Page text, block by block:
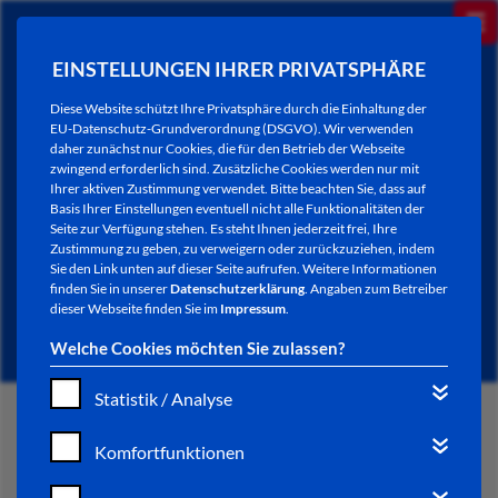
EINSTELLUNGEN IHRER PRIVATSPHÄRE
Diese Website schützt Ihre Privatsphäre durch die Einhaltung der
EU-Datenschutz-Grundverordnung (DSGVO). Wir verwenden
daher zunächst nur Cookies, die für den Betrieb der Webseite
zwingend erforderlich sind. Zusätzliche Cookies werden nur mit
Ihrer aktiven Zustimmung verwendet. Bitte beachten Sie, dass auf
Basis Ihrer Einstellungen eventuell nicht alle Funktionalitäten der
Seite zur Verfügung stehen. Es steht Ihnen jederzeit frei, Ihre
Zustimmung zu geben, zu verweigern oder zurückzuziehen, indem
Sie den Link unten auf dieser Seite aufrufen. Weitere Informationen
finden Sie in unsererDatenschutzerklärung. Angaben zum Betreiber
dieser Webseite finden Sie im Impressum.
Welche Cookies möchten Sie zulassen?
Statistik / Analyse
Komfortfunktionen
NEWSLETTER / CITY LETTER
START